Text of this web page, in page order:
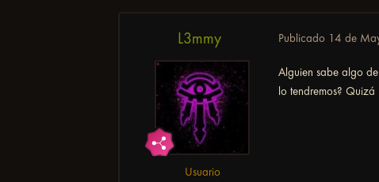
L3mmy
Usuario
Publicado 14 de
Alguien sabe algo
lo tendremos?